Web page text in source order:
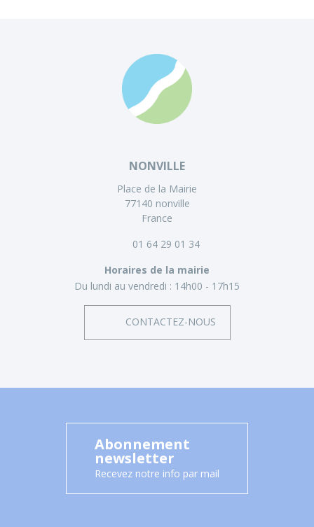
NONVILLE
Place de la Mairie
77140 nonville
France
01 64 29 01 34
Horaires de la mairie
Du lundi au vendredi : 14h00 - 17h15
CONTACTEZ-NOUS
Abonnement
newsletter
Recevez notre info par mail